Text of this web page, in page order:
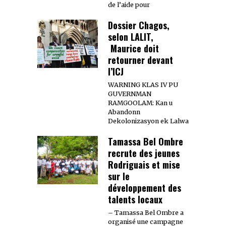
de l’aide pour
Dossier Chagos,
selon LALIT,
Maurice doit
retourner devant
l’ICJ
WARNING KLAS IV PU
GUVERNMAN
RAMGOOLAM: Kan u
Abandonn
Dekolonizasyon ek Lalwa
Tamassa Bel Ombre
recrute des jeunes
Rodriguais et mise
sur le
développement des
talents locaux
– Tamassa Bel Ombre a
organisé une campagne